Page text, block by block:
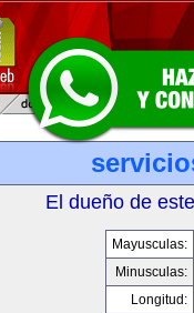
El dueño de
Mayusculas:
Minusculas:
Longitud: